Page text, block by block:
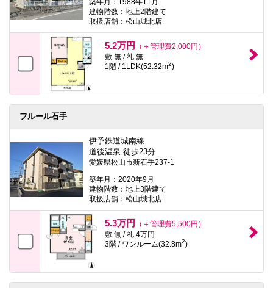
建物階数：地上2階建て
取扱店舗：松山城北店
5.2万円
（＋管理費2,000円）
敷 無 / 礼 無
1階 / 1LDK(52.32m2)
フルール石手
伊予鉄道城南線
道後温泉 徒歩23分
愛媛県松山市新石手237-1
築年月：2020年9月
建物階数：地上3階建て
取扱店舗：松山城北店
5.3万円
（＋管理費5,500円）
敷 無 / 礼 4万円
3階 / ワンルーム(32.8m2)